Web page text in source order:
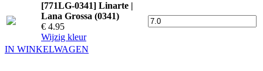
[771LG-0341] Linarte |
Lana Grossa (0341)
€ 4.95
Wijzig kleur
IN WINKELWAGEN